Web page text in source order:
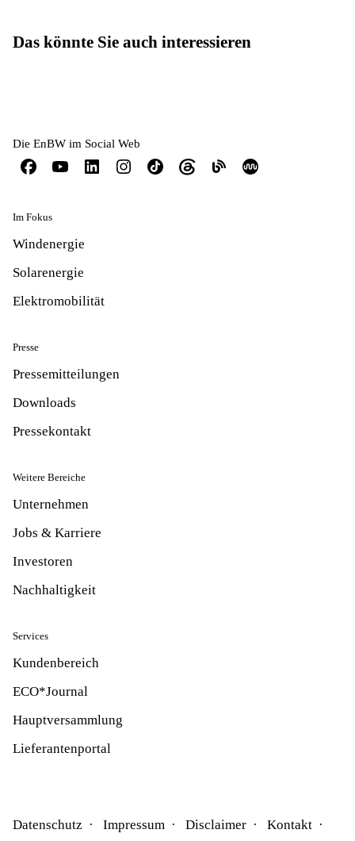
Das könnte Sie auch interessieren
Die EnBW im Social Web
Im Fokus
Windenergie
Solarenergie
Elektromobilität
Presse
Pressemitteilungen
Downloads
Pressekontakt
Weitere Bereiche
Unternehmen
Jobs & Karriere
Investoren
Nachhaltigkeit
Services
Kundenbereich
ECO*Journal
Hauptversammlung
Lieferantenportal
Datenschutz Impressum Disclaimer
Kontakt